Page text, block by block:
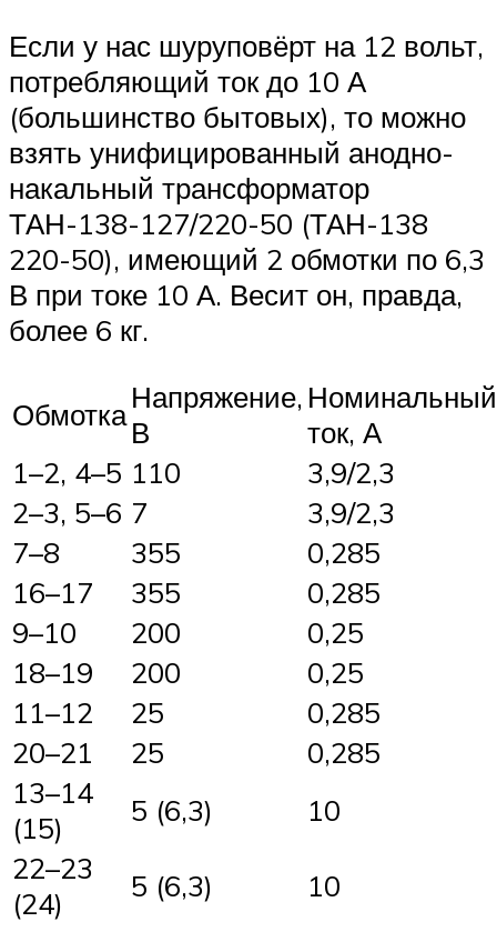
Если у нас шуруповёрт на 12 вольт,
потребляющий ток до 10 А
(большинство бытовых), то можно
взять унифицированный анодно-
накальный трансформатор
ТАН-138-127/220-50 (ТАН-138
220-50), имеющий 2 обмотки по 6,3
В при токе 10 А. Весит он, правда,
более 6 кг.
ОбмоткаНапряжение,
В
Номинальный
ток, А
1–2, 4–5 110
3,9/2,3
2–3, 5–6 7
3,9/2,3
7–8
355
0,285
16–17
355
0,285
9–10
200
0,25
18–19
200
0,25
11–12
25
0,285
20–21
25
0,285
13–14
(15)
5 (6,3)
10
22–23
(24)
5 (6,3) 10